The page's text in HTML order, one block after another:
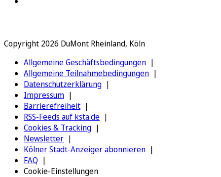
Copyright 2026 DuMont Rheinland, Köln
Allgemeine Geschäftsbedingungen
Allgemeine Teilnahmebedingungen
Datenschutzerklärung
Impressum
Barrierefreiheit
RSS-Feeds auf ksta.de
Cookies & Tracking
Newsletter
Kölner Stadt-Anzeiger abonnieren
FAQ
Cookie-Einstellungen